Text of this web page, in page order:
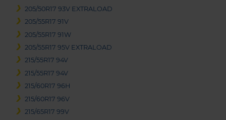
205/50R17 93V EXTRALOAD
205/55R17 91V
205/55R17 91W
205/55R17 95V EXTRALOAD
215/55R17 94V
215/55R17 94V
215/60R17 96H
215/60R17 96V
215/65R17 99V